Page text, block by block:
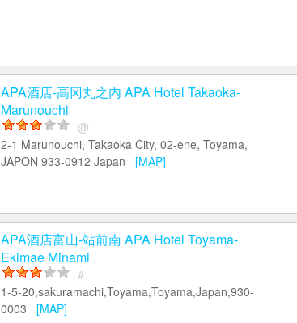
APA酒店-高冈丸之内 APA Hotel Takaoka-
Marunouchi
@
2-1 Marunouchi, Takaoka City, 02-ene, Toyama,
JAPON 933-0912 Japan [MAP]
APA酒店富山-站前南 APA Hotel Toyama-
Ekimae Minami
#
1-5-20,sakuramachi,Toyama,Toyama,Japan,930-
0003 [MAP]